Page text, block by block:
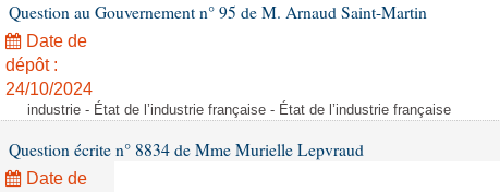
Question au Gouvernement n° 95 de M. Arnaud Saint-Martin
Date de
dépôt :
24/10/2024
industrie - État de l’industrie française - État de l’industrie française
Question écrite n° 8834 de Mme Murielle Lepvraud
Date de